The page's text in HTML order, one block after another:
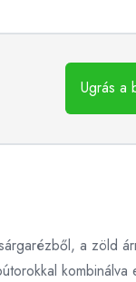
Ugrás a
a zöld
kombinálva